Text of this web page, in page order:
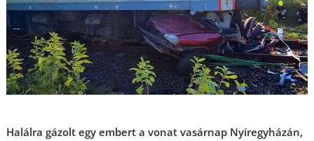
Halálra gázolt egy embert a vonat vasárnap Nyíregyházán,